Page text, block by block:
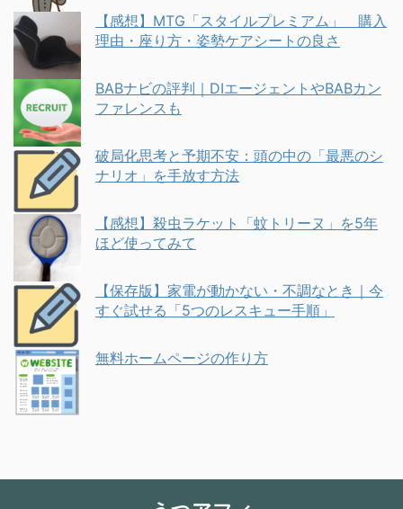
【感想】MTG「スタイルプレミアム」 購入
理由・座り方・姿勢ケアシートの良さ
BABナビの評判｜DIエージェントやBABカン
ファレンスも
破局化思考と予期不安：頭の中の「最悪のシ
ナリオ」を手放す方法
【感想】殺虫ラケット「蚊トリーヌ」を5年
ほど使ってみて
【保存版】家電が動かない・不調なとき｜今
すぐ試せる「5つのレスキュー手順」
無料ホームページの作り方